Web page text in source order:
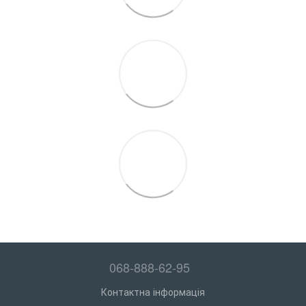
068-888-62-95
Контактна інформація